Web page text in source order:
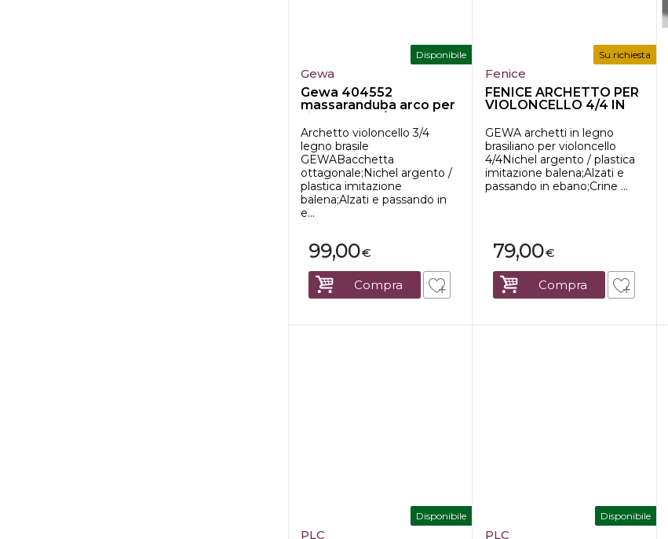
Disponibile
Gewa
Gewa 404552
massaranduba arco per
violoncello 3/4
Archetto violoncello 3/4
legno brasile
GEWABacchetta
ottagonale;Nichel argento /
plastica imitazione
balena;Alzati e passando in
e...
€
99,00
Compra
Su richiesta
Fenice
FENICE ARCHETTO PER
VIOLONCELLO 4/4 IN
GEWA archetti in legno
brasiliano per violoncello
4/4Nichel argento / plastica
imitazione balena;Alzati e
passando in ebano;Crine ...
€
79,00
Compra
Disponibile
PLC
Disponibile
PLC